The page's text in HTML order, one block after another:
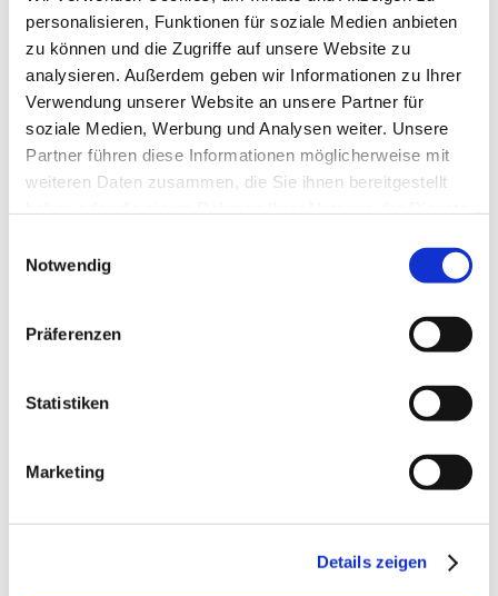
personalisieren, Funktionen für soziale Medien anbieten
zu können und die Zugriffe auf unsere Website zu
analysieren. Außerdem geben wir Informationen zu Ihrer
Verwendung unserer Website an unsere Partner für
soziale Medien, Werbung und Analysen weiter. Unsere
Partner führen diese Informationen möglicherweise mit
weiteren Daten zusammen, die Sie ihnen bereitgestellt
Notwendig
Präferenzen
Statistiken
Marketing
Details zeigen
verlaufendes Zahnfleisch entscheidend für ein attraktives
Lächeln ist. In bestimmten Fällen können zusätzlich
Aligner eingesetzt werden, um Zahnfehlstellungen,
Lücken oder einen ungleichmäßigen Biss vor der
ästhetischen Versorgung sanft zu korrigieren.
Welche Behandlungen im Einzelfall sinnvoll sind, wird
nach einer ausführlichen zahnärztlichen Untersuchung
Planen Sie Ihr Online-
Buchen Sie einen Beratungstermin und kommen Sie